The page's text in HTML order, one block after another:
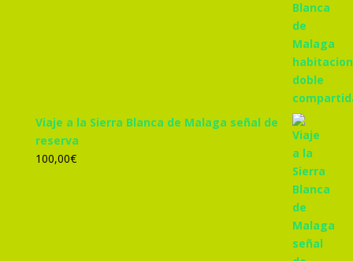
Viaje a la Sierra Blanca de Malaga señal de
reserva
100,00€